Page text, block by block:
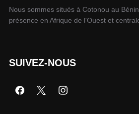
Nous sommes situés à Cotonou au
présence en Afrique de l'Ouest et
SUIVEZ-NOUS